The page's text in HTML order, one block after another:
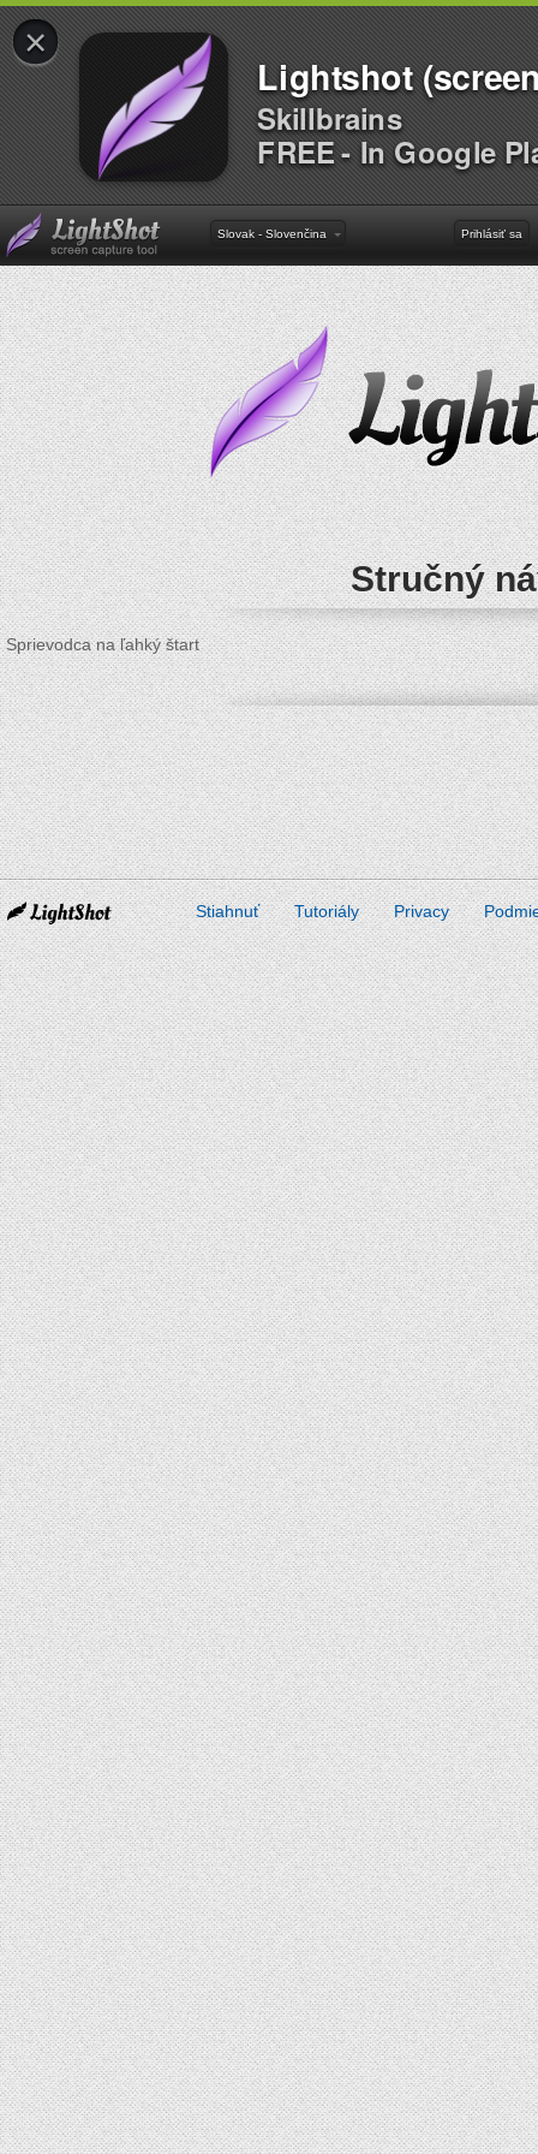
×
Lightshot
Skillbrains
FREE - In Google
Slovak - Slovenčina Prihlásiť sa
Stručný
Sprievodca na ľahký štart
Stiahnuť Tutoriály Privacy